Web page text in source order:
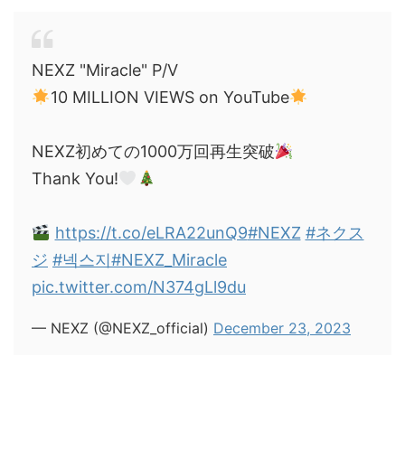
NEXZ "Miracle" P/V
10 MILLION VIEWS on YouTube
NEXZ初めての1000万回再生突破
Thank You!
https://t.co/eLRA22unQ9#NEXZ #ネクス
ジ #넥스지#NEXZ_Miracle
pic.twitter.com/N374gLl9du
— NEXZ (@NEXZ_official) December 23, 2023